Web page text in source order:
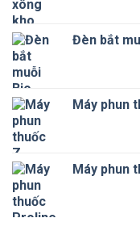
Đèn bắt
Máy phun
Máy phun